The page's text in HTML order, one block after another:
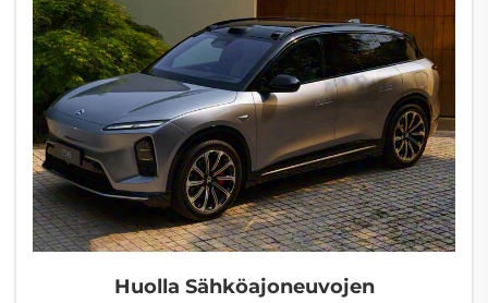
Huolla Sähköajoneuvojen